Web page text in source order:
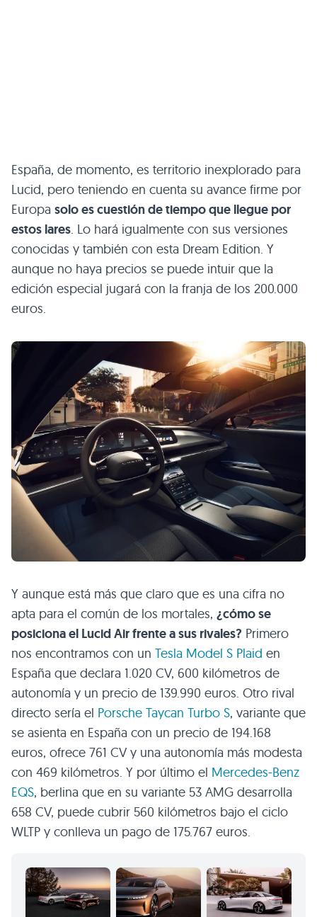
España, de momento, es territorio inexplorado para
Lucid, pero teniendo en cuenta su avance firme por
Europa solo es cuestión de tiempo que llegue por
estos lares. Lo hará igualmente con sus versiones
conocidas y también con esta Dream Edition. Y
aunque no haya precios se puede intuir que la
edición especial jugará con la franja de los 200.000
euros.
Y aunque está más que claro que es una cifra no
apta para el común de los mortales, ¿cómo se
posiciona el Lucid Air frente a sus rivales? Primero
nos encontramos con un Tesla Model S Plaid en
España que declara 1.020 CV, 600 kilómetros de
autonomía y un precio de 139.990 euros. Otro rival
directo sería el Porsche Taycan Turbo S, variante que
se asienta en España con un precio de 194.168
euros, ofrece 761 CV y una autonomía más modesta
con 469 kilómetros. Y por último el Mercedes-Benz
EQS, berlina que en su variante 53 AMG desarrolla
658 CV, puede cubrir 560 kilómetros bajo el ciclo
WLTP y conlleva un pago de 175.767 euros.